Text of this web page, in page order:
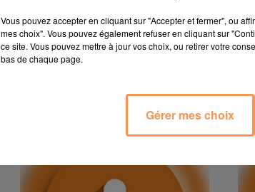
5 février 2026
QUARTIER DES MÉTIERS À LESCAR
ÉDITION 2026, SUR RADIO INSIDE
28
Vous pouvez accepter en cliquant sur "Accepter et fermer", ou
mes choix". Vous pouvez également refuser en cliquant sur
ce site. Vous pouvez mettre à jour vos choix, ou retirer votre
bas de chaque page.
Gérer mes choix